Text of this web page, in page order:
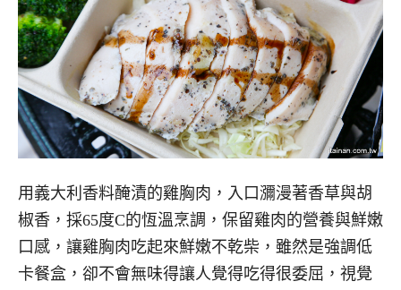
用義大利香料醃漬的雞胸肉，入口瀰漫著香草與胡
椒香，採65度C的恆溫烹調，保留雞肉的營養與鮮嫩
口感，讓雞胸肉吃起來鮮嫩不乾柴，雖然是強調低
卡餐盒，卻不會無味得讓人覺得吃得很委屈，視覺